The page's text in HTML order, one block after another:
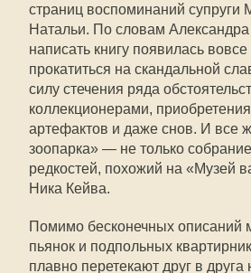
страниц воспоминаний супруги
Натальи. По словам
написать книгу появилась
прокатиться на скандальной
силу стечения ряда
коллекционерами,
артефактов и даже снов. И все
зоопарка» — не только
редкостей, похожий на «Музей
Ника Кейва.
Помимо бесконечных описаний
пьянок и подпольных
плавно перетекают друг в друга